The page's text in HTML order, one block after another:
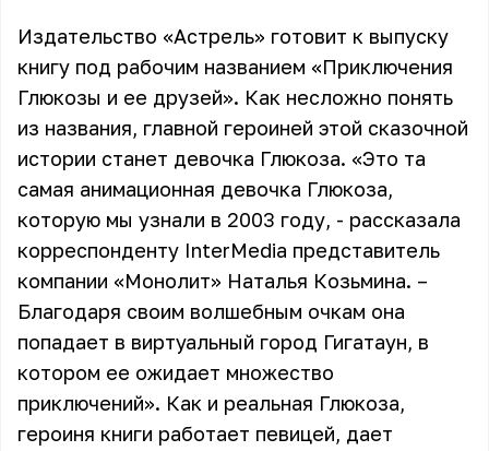
Издательство «Астрель» готовит к выпуску
книгу под рабочим названием «Приключения
Глюкозы и ее друзей». Как несложно понять
из названия, главной героиней этой сказочной
истории станет девочка Глюкоза. «Это та
самая анимационная девочка Глюкоза,
которую мы узнали в 2003 году, - рассказала
корреспонденту InterMedia представитель
компании «Монолит» Наталья Козьмина. –
Благодаря своим волшебным очкам она
попадает в виртуальный город Гигатаун, в
котором ее ожидает множество
приключений». Как и реальная Глюкоза,
героиня книги работает певицей, дает